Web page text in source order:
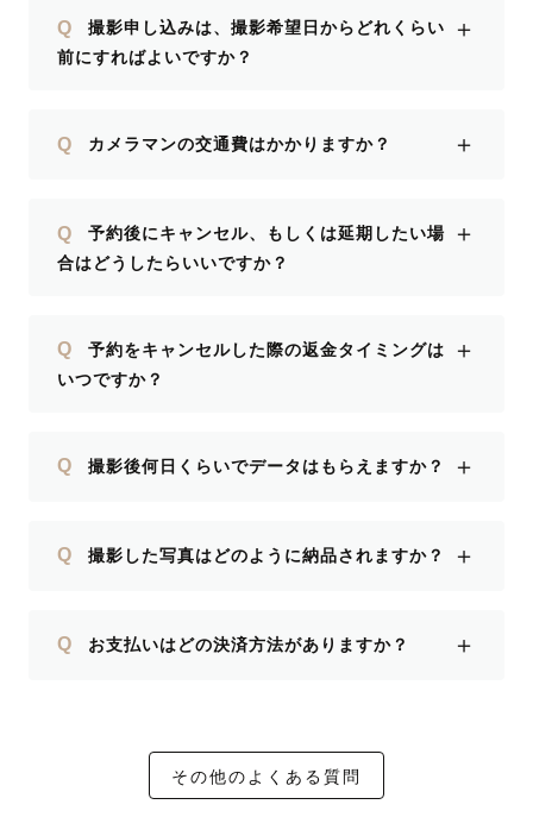
Q
撮影申し込みは、撮影希望日からどれくらい
前にすればよいですか？
＋
Q カメラマンの交通費はかかりますか？ ＋
Q
予約後にキャンセル、もしくは延期したい場
合はどうしたらいいですか？
＋
Q
予約をキャンセルした際の返金タイミングは
いつですか？
＋
Q 撮影後何日くらいでデータはもらえますか？ ＋
Q 撮影した写真はどのように納品されますか？ ＋
Q お支払いはどの決済方法がありますか？ ＋
その他のよくある質問